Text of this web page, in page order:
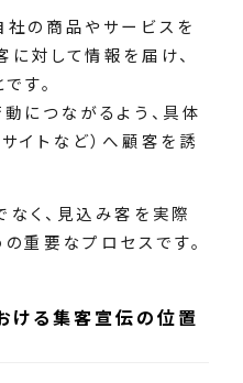
の商品やサービスを
対して情報を届け、
す。
につながるよう、具体
イトなど）へ顧客を誘
く、見込み客を実際
重要なプロセスです。
ける集客宣伝の位置